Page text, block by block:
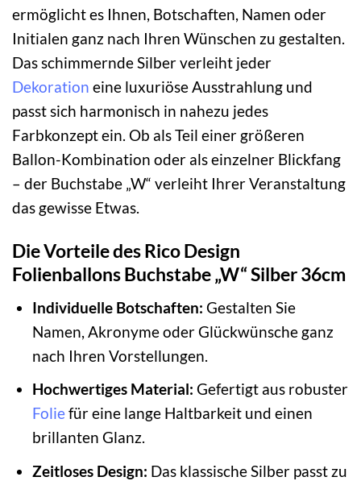
ermöglicht es Ihnen, Botschaften, Namen oder
Initialen ganz nach Ihren Wünschen zu gestalten.
Das schimmernde Silber verleiht jeder
Dekoration eine luxuriöse Ausstrahlung und
passt sich harmonisch in nahezu jedes
Farbkonzept ein. Ob als Teil einer größeren
Ballon-Kombination oder als einzelner Blickfang
– der Buchstabe „W“ verleiht Ihrer Veranstaltung
das gewisse Etwas.
Die Vorteile des Rico Design
Folienballons Buchstabe „W“ Silber 36cm
Individuelle Botschaften: Gestalten Sie
Namen, Akronyme oder Glückwünsche ganz
nach Ihren Vorstellungen.
Hochwertiges Material: Gefertigt aus robuster
Foliefür eine lange Haltbarkeit und einen
brillanten Glanz.
Zeitloses Design: Das klassische Silber passt zu